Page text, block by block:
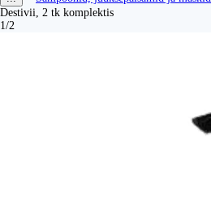
Destivii, 2 tk komplektis
1/2